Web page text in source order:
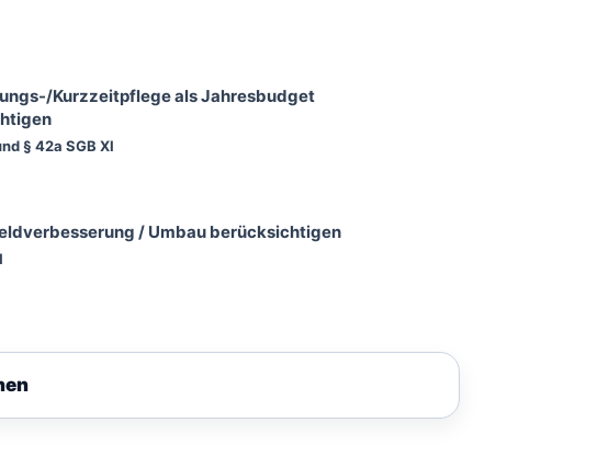
Kurzzeitpflege als Jahresbudget
§ 42a SGB XI
/ Umbau berücksichtigen